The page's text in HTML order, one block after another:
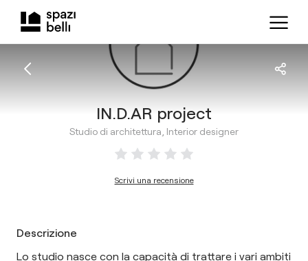
IN.D.AR project
Studio di architettura, Interior designer
Scrivi una recensione
Descrizione
Lo studio nasce con la capacità di trattare i vari ambiti